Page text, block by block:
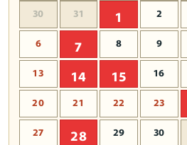
30 31 1 2
6 7 8 9
13 14 15 16
20 21 22 23
27 28 29 30